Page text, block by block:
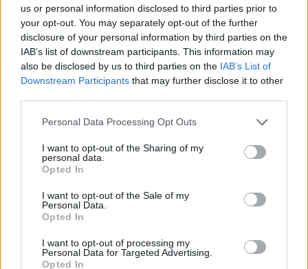
us or personal information disclosed to third parties prior to
your opt-out. You may separately opt-out of the further
disclosure of your personal information by third parties on the
IAB’s list of downstream participants. This information may
also be disclosed by us to third parties on the IAB’s List of
Downstream Participants that may further disclose it to other
Personal Data Processing Opt Outs
I want to opt-out of the Sharing of my
personal data.
Opted In
I want to opt-out of the Sale of my
Personal Data.
Opted In
I want to opt-out of processing my
Personal Data for Targeted Advertising.
Opted In
PNȚCD (Pavelescu)
PNCR (Terheș)
Partidul Patrioților (Surugiu)
FAR (Coarnă)
România pe Primul Loc (Ponta)
Arhiva sondajelor